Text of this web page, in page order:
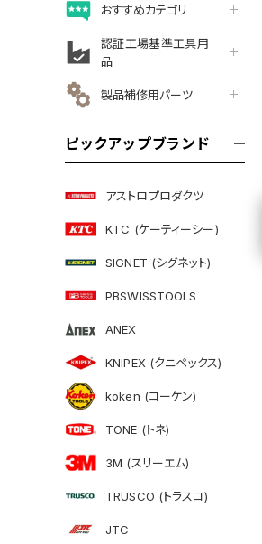
おすすめカテゴリ
認証工場基準工具用
品
製品補修用パーツ
ピックアップブランド
アストロプロダクツ
KTC (ケーティーシー)
SIGNET (シグネット)
PBSWISSTOOLS
ANEX
KNIPEX (クニペックス)
koken (コーケン)
TONE (トネ)
3M (スリーエム)
TRUSCO (トラスコ)
JTC